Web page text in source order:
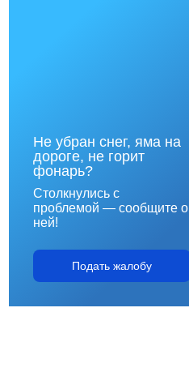
Не убран снег, яма на
дороге, не горит
фонарь?
Столкнулись с
проблемой — сообщите о
ней!
Подать жалобу